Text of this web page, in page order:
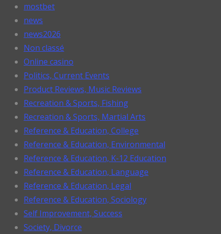
mostbet
news
news2026
Non classé
Online casino
Politics, Current Events
Product Reviews, Music Reviews
Recreation & Sports, Fishing
Recreation & Sports, Martial Arts
Reference & Education, College
Reference & Education, Environmental
Reference & Education, K-12 Education
Reference & Education, Language
Reference & Education, Legal
Reference & Education, Sociology
Self Improvement, Success
Society, Divorce